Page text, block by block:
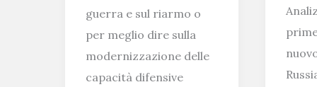
guerra e sul riarmo o
per meglio dire sulla
modernizzazione delle
capacità difensive